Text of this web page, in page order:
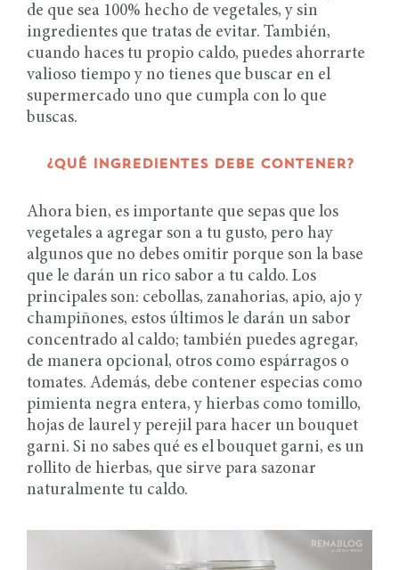
de que sea 100% hecho de vegetales, y sin
ingredientes que tratas de evitar. También,
cuando haces tu propio caldo, puedes ahorrarte
valioso tiempo y no tienes que buscar en el
supermercado uno que cumpla con lo que
buscas.
¿QUÉ INGREDIENTES DEBE CONTENER?
Ahora bien, es importante que sepas que los
vegetales a agregar son a tu gusto, pero hay
algunos que no debes omitir porque son la base
que le darán un rico sabor a tu caldo. Los
principales son: cebollas, zanahorias, apio, ajo y
champiñones, estos últimos le darán un sabor
concentrado al caldo; también puedes agregar,
de manera opcional, otros como espárragos o
tomates. Además, debe contener especias como
pimienta negra entera, y hierbas como tomillo,
hojas de laurel y perejil para hacer un bouquet
garni. Si no sabes qué es el bouquet garni, es un
rollito de hierbas, que sirve para sazonar
naturalmente tu caldo.